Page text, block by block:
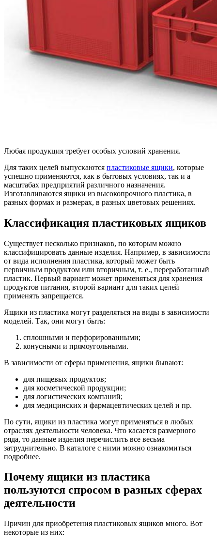
Любая продукция требует особых условий хранения.
Для таких целей выпускаются пластиковые ящики, которые
успешно применяются, как в бытовых условиях, так и а
масштабах предприятий различного назначения.
Изготавливаются ящики из высокопрочного пластика, в
разных формах и размерах, в разных цветовых решениях.
Классификация пластиковых ящиков
Существует несколько признаков, по которым можно
классифицировать данные изделия. Например, в зависимости
от вида исполнения пластика, который может быть
первичным продуктом или вторичным, т. е., переработанный
пластик. Первый вариант может применяться для хранения
продуктов питания, второй вариант для таких целей
применять запрещается.
Ящики из пластика могут разделяться на виды в зависимости
моделей. Так, они могут быть:
сплошными и перфорированными;
конусными и прямоугольными.
В зависимости от сферы применения, ящики бывают:
для пищевых продуктов;
для косметической продукции;
для логистических компаний;
для медицинских и фармацевтических целей и пр.
По сути, ящики из пластика могут применяться в любых
отраслях деятельности человека. Что касается размерного
ряда, то данные изделия перечислить все весьма
затруднительно. В каталоге с ними можно ознакомиться
подробнее.
Почему ящики из пластика
пользуются спросом в разных сферах
деятельности
Причин для приобретения пластиковых ящиков много. Вот
некоторые из них: